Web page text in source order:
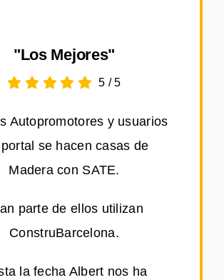
"Los Mejores"
5 /5
Autopromotores y usuarios
se hacen casas de
Madera con SATE.
parte de ellos utilizan
ConstruBarcelona.
la fecha Albert nos ha